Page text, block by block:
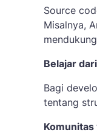
Source
Misalnya,
Belajar
Bagi
tentang